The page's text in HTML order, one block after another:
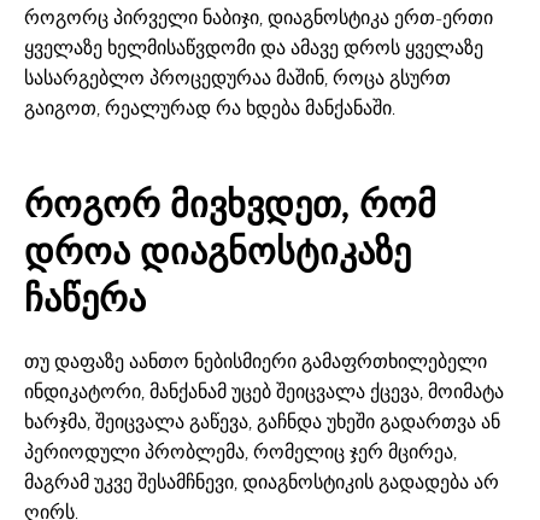
როგორც პირველი ნაბიჯი, დიაგნოსტიკა ერთ-ერთი
ყველაზე ხელმისაწვდომი და ამავე დროს ყველაზე
სასარგებლო პროცედურაა მაშინ, როცა გსურთ
გაიგოთ, რეალურად რა ხდება მანქანაში.
როგორ მივხვდეთ, რომ
დროა დიაგნოსტიკაზე
ჩაწერა
თუ დაფაზე აანთო ნებისმიერი გამაფრთხილებელი
ინდიკატორი, მანქანამ უცებ შეიცვალა ქცევა, მოიმატა
ხარჯმა, შეიცვალა გაწევა, გაჩნდა უხეში გადართვა ან
პერიოდული პრობლემა, რომელიც ჯერ მცირეა,
მაგრამ უკვე შესამჩნევი, დიაგნოსტიკის გადადება არ
ღირს.